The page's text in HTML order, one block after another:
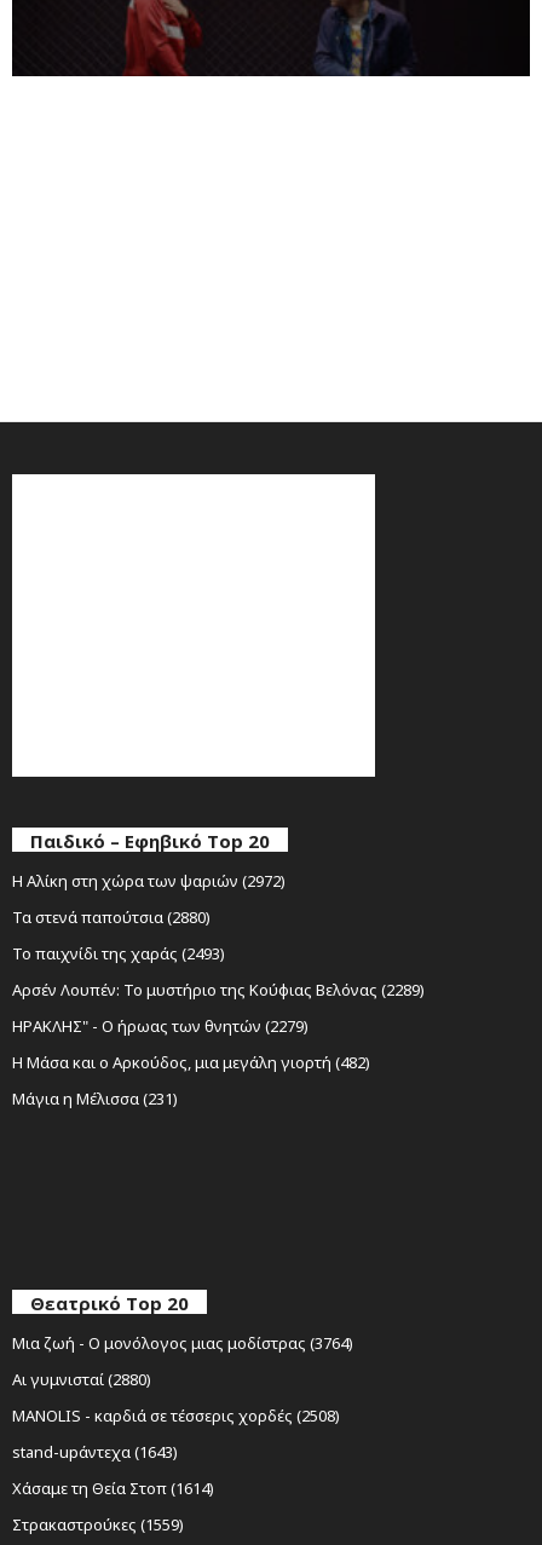
Παιδικό – Εφηβικό Top 20
Η Αλίκη στη χώρα των ψαριών (2972)
Τα στενά παπούτσια (2880)
Το παιχνίδι της χαράς (2493)
Αρσέν Λουπέν: Το μυστήριο της Κούφιας Βελόνας (2289)
ΗΡΑΚΛΗΣ" - Ο ήρωας των θνητών (2279)
Η Μάσα και ο Αρκούδος, μια μεγάλη γιορτή (482)
Μάγια η Μέλισσα (231)
Θεατρικό Top 20
Μια ζωή - Ο μονόλογος μιας μοδίστρας (3764)
Αι γυμνισταί (2880)
MANOLIS - καρδιά σε τέσσερις χορδές (2508)
stand-upάντεχα (1643)
Χάσαμε τη Θεία Στοπ (1614)
Στρακαστρούκες (1559)